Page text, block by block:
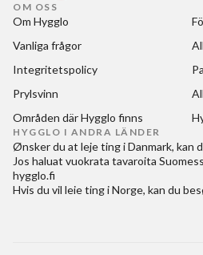
OM OSS
Om Hygglo
Vanliga frågor
Integritetspolicy
Prylsvinn
Områden där Hygglo finns
HYGGLO I ANDRA LÄNDER
Ønsker du at leje ting i Danmark, kan
Jos haluat vuokrata tavaroita
hygglo.fi
Hvis du vil leie ting i Norge, kan du